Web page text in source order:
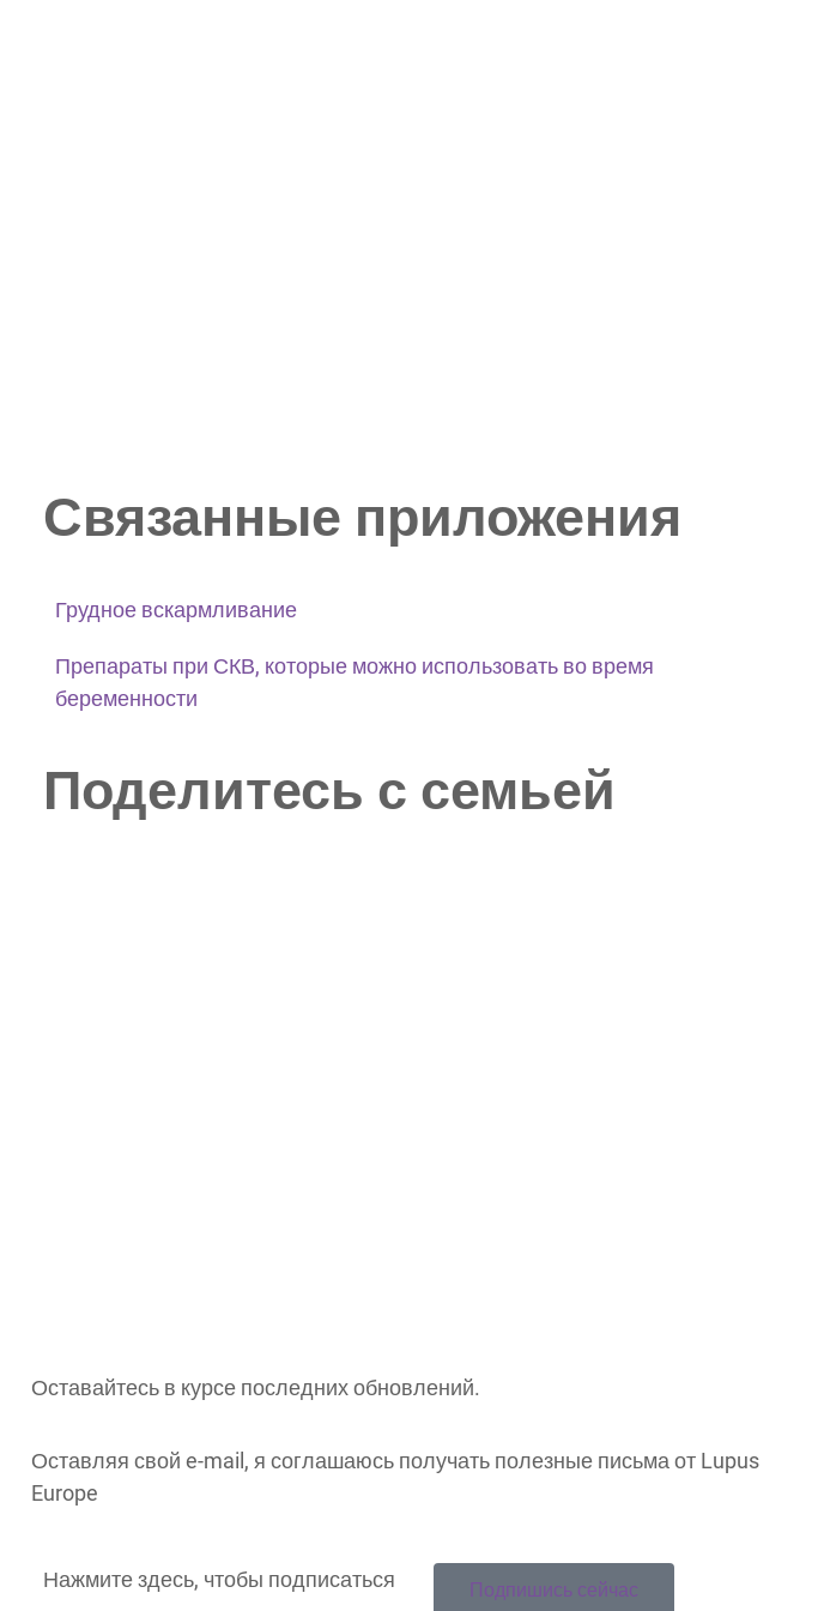
Связанные приложения
Грудное вскармливание
Препараты при СКВ, которые можно использовать во время
беременности
Поделитесь с семьей
Оставайтесь в курсе последних обновлений.
Оставляя свой e-mail, я соглашаюсь получать полезные письма от Lupus
Europe
Нажмите здесь, чтобы подписаться Подпишись сейчас